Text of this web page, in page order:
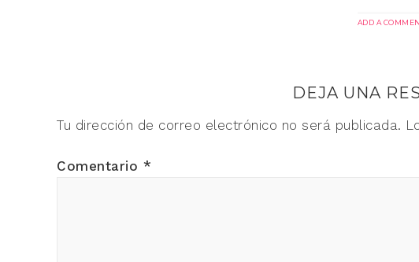
ADD A
DEJA UNA
Tu dirección de correo electrónico no será publicada.
Comentario *